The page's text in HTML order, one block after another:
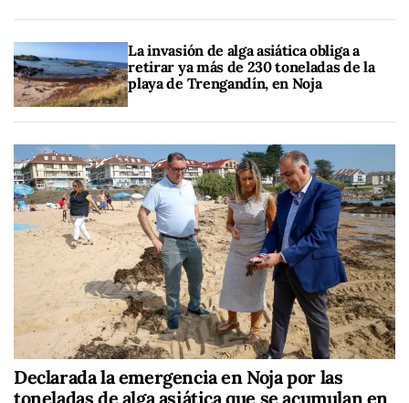
La invasión de alga asiática obliga a
retirar ya más de 230 toneladas de la
playa de Trengandín, en Noja
Declarada la emergencia en Noja por las
toneladas de alga asiática que se acumulan en